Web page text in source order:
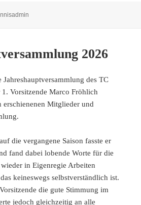
2026
Jahreshauptversammlung des TC
1. Vorsitzende Marco Fröhlich
erschienenen Mitglieder und
die vergangene Saison fasste er
fand dabei lobende Worte für die
in Eigenregie Arbeiten
keineswegs selbstverständlich ist.
die gute Stimmung im
jedoch gleichzeitig an alle